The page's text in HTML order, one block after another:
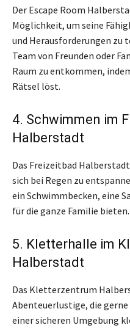
Der Escape Room
Möglichkeit, um seine
und Herausforderungen zu
Team von Freunden oder
Raum zu entkommen,
Rätsel löst.
4. Schwimmen im
Halberstadt
Das Freizeitbad
sich bei Regen zu
ein Schwimmbecken, eine
für die ganze Familie bieten.
5. Kletterhalle im
Halberstadt
Das Kletterzentrum
Abenteuerlustige, die
einer sicheren Umgebung